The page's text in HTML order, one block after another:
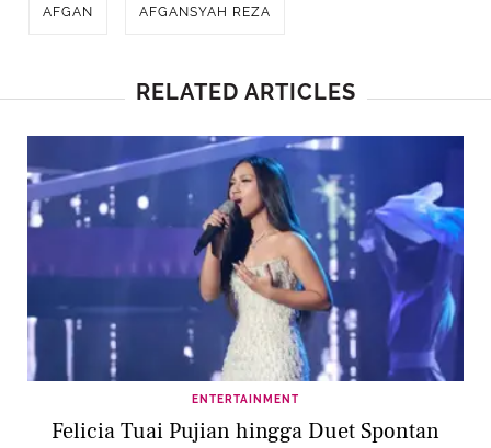
AFGAN AFGANSYAH REZA
RELATED ARTICLES
ENTERTAINMENT
Felicia Tuai Pujian hingga Duet Spontan